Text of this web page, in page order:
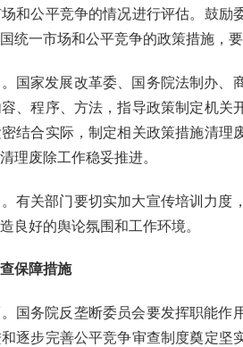
和公平竞争的情况进行评估。鼓
统一市场和公平竞争的政策措施，
。国家发展改革委、国务院法制办
、程序、方法，指导政策制定机
结合实际，制定相关政策措施清
理废除工作稳妥推进。
。有关部门要切实加大宣传培训力
良好的舆论氛围和工作环境。
保障措施
。国务院反垄断委员会要发挥职能
逐步完善公平竞争审查制度奠定